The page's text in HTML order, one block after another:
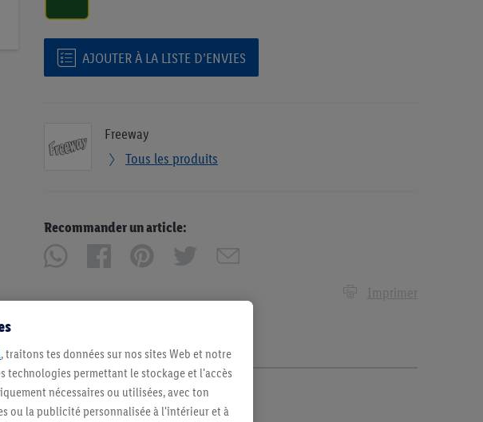
AJOUTER À LA LISTE D’ENVIES
Freeway
Tous les produits
Recommander un article:
Imprimer
, traitons tes données sur nos sites Web et notre
technologies permettant le stockage et l'accès
nécessaires ou utilisées, avec ton
ou la publicité personnalisée à l'intérieur et à